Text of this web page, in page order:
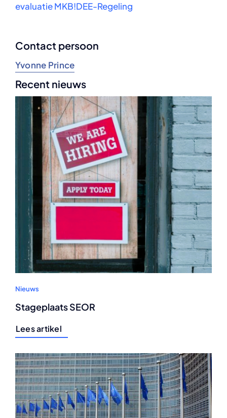
evaluatie MKB!DEE-Regeling
Contact persoon
Yvonne Prince
Recent nieuws
Nieuws
Stageplaats SEOR
Lees artikel